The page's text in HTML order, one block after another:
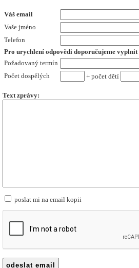
Váš email
Vaše jméno
Telefon
Pro urychlení odpovědi doporučujeme vyplnit
Požadovaný termín
Počet dospělých
+ počet dětí
Text zprávy:
poslat mi na email kopii